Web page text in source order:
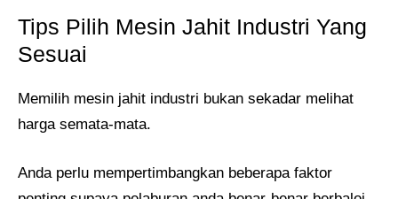
Tips Pilih Mesin Jahit Industri Yang
Sesuai
Memilih mesin jahit industri bukan sekadar melihat
harga semata-mata.
Anda perlu mempertimbangkan beberapa faktor